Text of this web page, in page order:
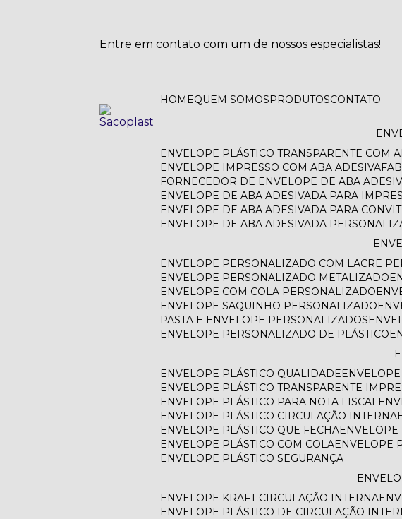
Entre em contato com um de nossos especialistas!
HOME QUEM SOMOS PRODUTOS CONTATO
ENVELOPE PLÁSTICO TRANSPARENTE COM
ENVELOPE IMPRESSO COM ABA ADESIVA
FORNECEDOR DE ENVELOPE DE ABA
ENVELOPE DE ABA ADESIVADA PARA
ENVELOPE DE ABA ADESIVADA PARA
ENVELOPE DE ABA ADESIVADA
ENVELOPE PERSONALIZADO COM LACRE
ENVELOPE PERSONALIZADO METALIZADO
ENVELOPE COM COLA PERSONALIZADO
ENVELOPE SAQUINHO PERSONALIZADO
PASTA E ENVELOPE PERSONALIZADOS
ENVELOPE PERSONALIZADO DE PLÁSTICO
ENVELOPE PLÁSTICO QUALIDADE
ENVELOPE PLÁSTICO TRANSPARENTE
ENVELOPE PLÁSTICO PARA NOTA FISCAL
ENVELOPE PLÁSTICO CIRCULAÇÃO INTERNA
ENVELOPE PLÁSTICO QUE FECHA
ENVELOPE PLÁSTICO COM COLA
ENVELOPE
ENVELOPE PLÁSTICO SEGURANÇA
ENVELOPE KRAFT CIRCULAÇÃO INTERNA
ENVELOPE PLÁSTICO DE CIRCULAÇÃO